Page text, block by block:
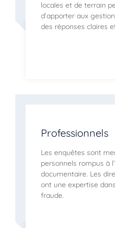
locales et de terrain
d’apporter aux
des réponses claires
Professionnels
Les enquêtes sont
personnels rompus à
documentaire. Les
ont une expertise
fraude.